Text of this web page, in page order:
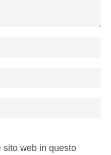
sito web in questo